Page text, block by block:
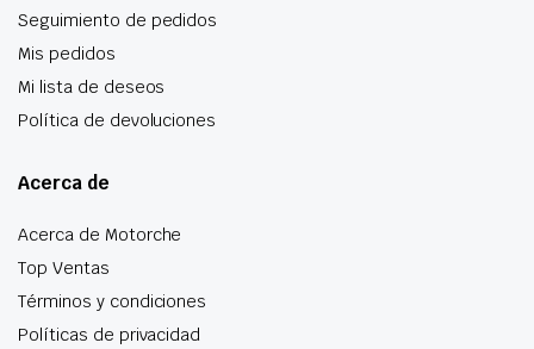
Seguimiento de pedidos
Mis pedidos
Mi lista de deseos
Política de devoluciones
Acerca de
Acerca de Motorche
Top Ventas
Términos y condiciones
Políticas de privacidad